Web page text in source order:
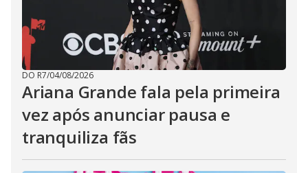
DO R7/04/08/2026
Ariana Grande fala pela primeira
vez após anunciar pausa e
tranquiliza fãs